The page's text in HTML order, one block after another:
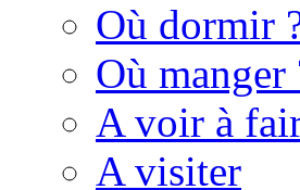
Où dormir
Où manger
A voir à
A visiter